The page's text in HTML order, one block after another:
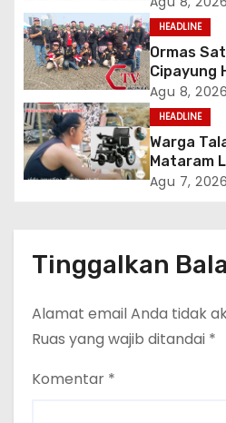
HEADLINE
Ormas
Cipayung
Menjelang
Agu 8, 2026
HEADLINE
Warga
Mataram
Lumpuh
Cakrawala
Lamsel
Agu 7, 2026
Tinggalkan
Alamat email Anda tidak
Ruas yang wajib ditandai *
Komentar *